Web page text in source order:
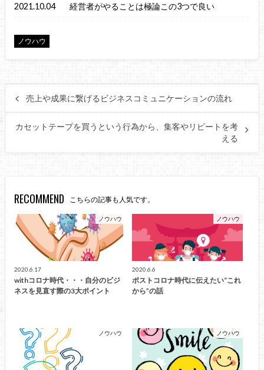
2021.10.04 経営者がやることは極論この3つで良い
ノウハウ
売上や成果に繋げるビジネスコミュニケーションの流れ
カセットテープを買うという行為から、集客やリピートを考
える
RECOMMEND こちらの記事も人気です。
ノウハウ
2020.6.17
withコロナ時代・・・自分のビジ
ネスを見直す際の3大ポイント
ノウハウ
2020.6.6
ポストコロナ時代に伝えたい“これ
から”の話
ノウハウ ノウハウ